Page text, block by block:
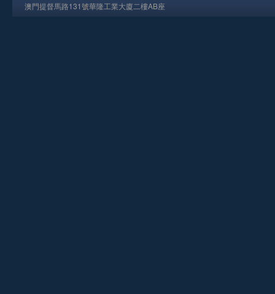
澳門提督馬路131號華隆工業大廈二樓AB座